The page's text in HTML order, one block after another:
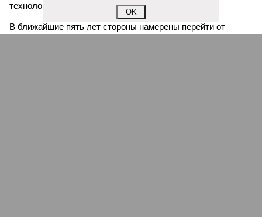
технологический суверенитет.
В ближайшие пять лет стороны намерены перейти от
OK